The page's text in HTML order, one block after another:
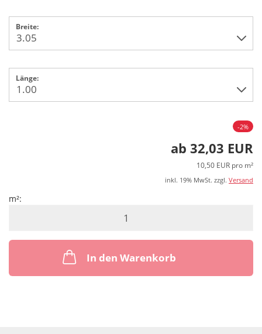
Breite:
Länge:
-2%
ab 32,03 EUR
10,50 EUR pro m²
inkl. 19% MwSt. zzgl. Versand
m²:
In den Warenkorb